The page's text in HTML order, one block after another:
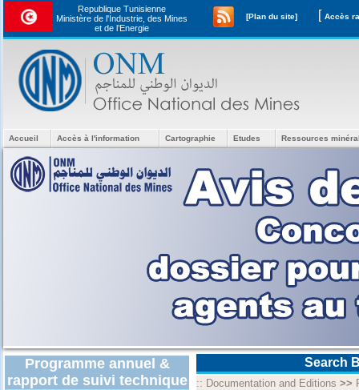
Republique Tunisienne
Ministère de l'Industrie, des Mines
et de l’Energie
[Plan du site] [
Accueil Accès à l'information Cartographie Etudes Ressources
Programme annuel &
rapport de suivi technique
Search
:: Documentation and Editions >>